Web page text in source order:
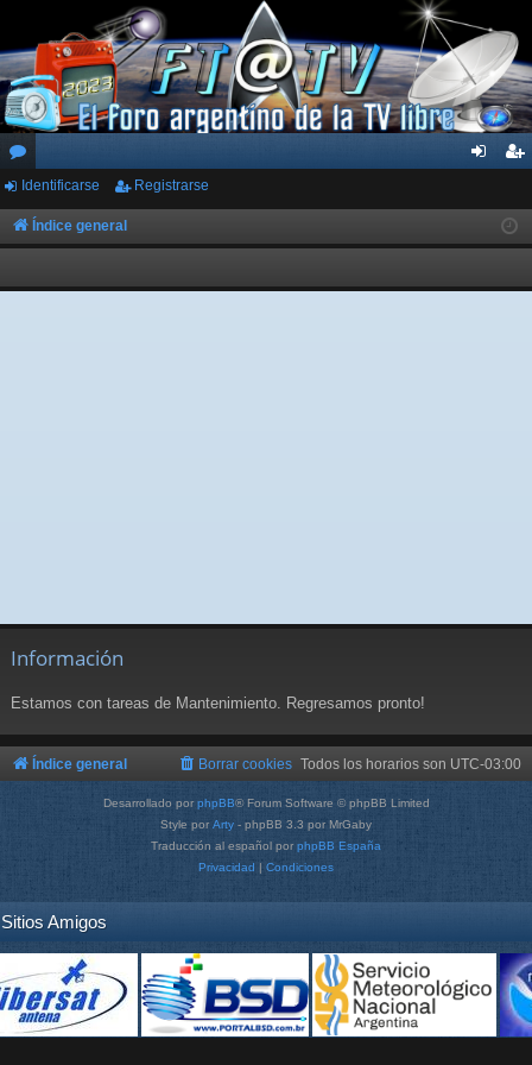
or
os
ar
ist
rs
Identificarse Registrarse
Índice general
Información
Estamos con tareas de Mantenimiento. Regresamos pronto!
Índice general Todos los horarios son UTC-03:00
Borrar cookies
Desarrollado por phpBB® Forum Software © phpBB Limited
Style por Arty - phpBB 3.3 por MrGaby
Traducción al español por phpBB España
Privacidad | Condiciones
Sitios Amigos